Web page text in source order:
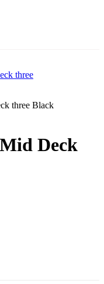
three Black
Deck